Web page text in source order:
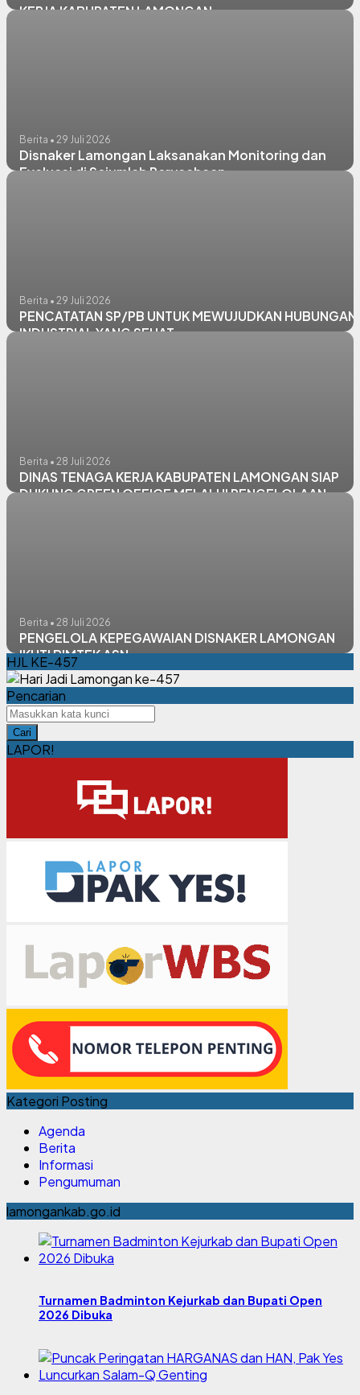
KERJA KABUPATEN LAMONGAN
Berita • 29 Juli 2026
Disnaker Lamongan Laksanakan Monitoring dan
Evaluasi di Sejumlah Perusahaan
Berita • 29 Juli 2026
PENCATATAN SP/PB UNTUK MEWUJUDKAN HUBUNGAN
INDUSTRIAL YANG SEHAT
Berita • 28 Juli 2026
DINAS TENAGA KERJA KABUPATEN LAMONGAN SIAP
DUKUNG GREEN OFFICE MELALUI PENGELOLAAN
Berita • 28 Juli 2026
PENGELOLA KEPEGAWAIAN DISNAKER LAMONGAN
IKUTI BIMTEK ASN
HJL KE-457
Pencarian
Cari
LAPOR!
Kategori Posting
Agenda
Berita
Informasi
Pengumuman
lamongankab.go.id
Turnamen Badminton Kejurkab dan Bupati Open
2026 Dibuka